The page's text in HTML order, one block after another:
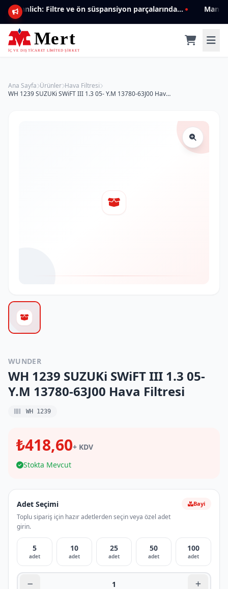
Mannlich: Filtre ve ön süspansiyon parçalarında genişleyen ürün yelpazesiyle kalite ve güven.
Ana Sayfa Ürünler Hava Filtresi
WH 1239 SUZUKi SWiFT III 1.3 05- Y.M 13780-63J00 Hava Filtresi
WUNDER
WH 1239 SUZUKi SWiFT III 1.3 05-
Y.M 13780-63J00 Hava Filtresi
WH 1239
₺418,60+ KDV
Stokta Mevcut
Adet Seçimi
Toplu sipariş için hazır adetlerden seçin veya özel adet
girin.
Bayi
5
adet
10
adet
25
adet
50
adet
100
adet